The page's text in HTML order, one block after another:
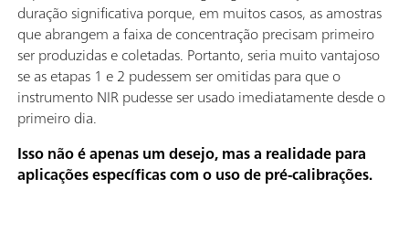
duração significativa porque, em muitos casos, as amostras
que abrangem a faixa de concentração precisam primeiro
ser produzidas e coletadas. Portanto, seria muito vantajoso
se as etapas 1 e 2 pudessem ser omitidas para que o
instrumento NIR pudesse ser usado imediatamente desde o
primeiro dia.
Isso não é apenas um desejo, mas a realidade para
aplicações específicas com o uso de pré-calibrações.